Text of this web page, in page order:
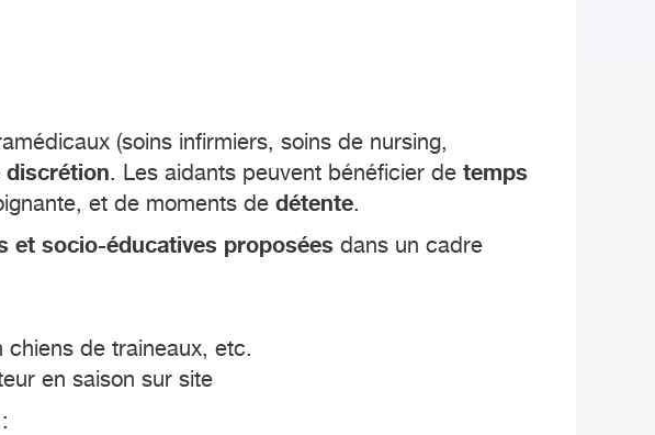
(soins infirmiers, soins de nursing,
discrétion. Les aidants peuvent bénéficier de temps
et de moments de détente.
et socio-éducatives proposées dans un cadre
de traineaux, etc.
en saison sur site
: